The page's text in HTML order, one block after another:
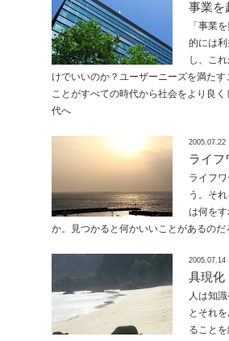
事業を
「事業
的には
し、こ
けでいいのか？ユーザーニーズを満たす
ことがすべての時代から社会をより良
代へ
2005.07.22
ライフ
ライフ
う。そ
は何をす
か。見つかると何かいいことがあるのだ
2005.07.14
具現化
人は知
とそれ
ること